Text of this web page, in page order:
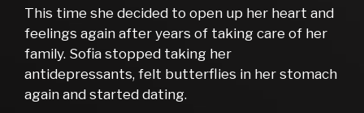
This time she decided to open up her heart and
feelings again after years of taking care of her
family. Sofia stopped taking her
antidepressants, felt butterflies in her stomach
again and started dating.